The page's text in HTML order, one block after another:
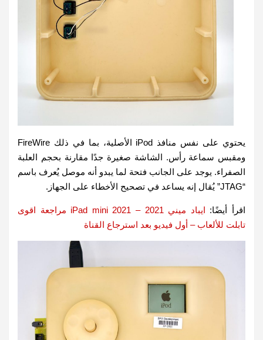
يحتوي على نفس منافذ iPod الأصلية، بما في ذلك FireWire
ومقبس سماعة رأس. الشاشة صغيرة جدًا مقارنة بحجم العلبة
الصفراء. يوجد على الجانب فتحة لما يبدو أنه موصل يُعرف باسم
“JTAG” يُقال إنه يساعد في تصحيح الأخطاء على الجهاز.
اقرأ أيضًا:
ايباد ميني 2021 – iPad mini 2021 مراجعة اقوى
تابلت للألعاب – أول فيديو بعد استرجاع القناة